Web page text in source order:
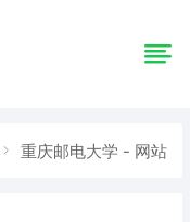
重庆邮电大学 - 网站